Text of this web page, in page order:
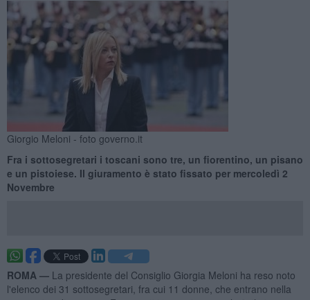
Giorgio Meloni - foto governo.it
Fra i sottosegretari i toscani sono tre, un fiorentino, un pisano
e un pistoiese. Il giuramento è stato fissato per mercoledì 2
Novembre
ROMA — La presidente del Consiglio Giorgia Meloni ha reso noto
l'elenco dei 31 sottosegretari, fra cui 11 donne, che entrano nella